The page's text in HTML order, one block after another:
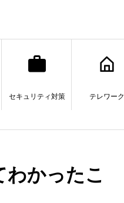
セキュリティ対策 テレワーク
わかったこ